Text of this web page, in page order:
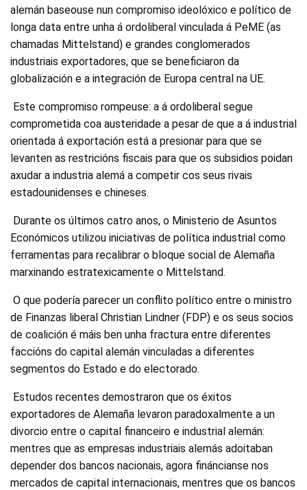
alemán baseouse nun compromiso ideolóxico e político de
longa data entre unha á ordoliberal vinculada á PeME (as
chamadas Mittelstand) e grandes conglomerados
industriais exportadores, que se beneficiaron da
globalización e a integración de Europa central na UE.
Este compromiso rompeuse: a á ordoliberal segue
comprometida coa austeridade a pesar de que a á industrial
orientada á exportación está a presionar para que se
levanten as restricións fiscais para que os subsidios poidan
axudar a industria alemá a competir cos seus rivais
estadounidenses e chineses.
Durante os últimos catro anos, o Ministerio de Asuntos
Económicos utilizou iniciativas de política industrial como
ferramentas para recalibrar o bloque social de Alemaña
marxinando estratexicamente o Mittelstand.
O que podería parecer un conflito político entre o ministro
de Finanzas liberal Christian Lindner (FDP) e os seus socios
de coalición é máis ben unha fractura entre diferentes
faccións do capital alemán vinculadas a diferentes
segmentos do Estado e do electorado.
Estudos recentes demostraron que os éxitos
exportadores de Alemaña levaron paradoxalmente a un
divorcio entre o capital financeiro e industrial alemán:
mentres que as empresas industriais alemás adoitaban
depender dos bancos nacionais, agora fináncianse nos
mercados de capital internacionais, mentres que os bancos